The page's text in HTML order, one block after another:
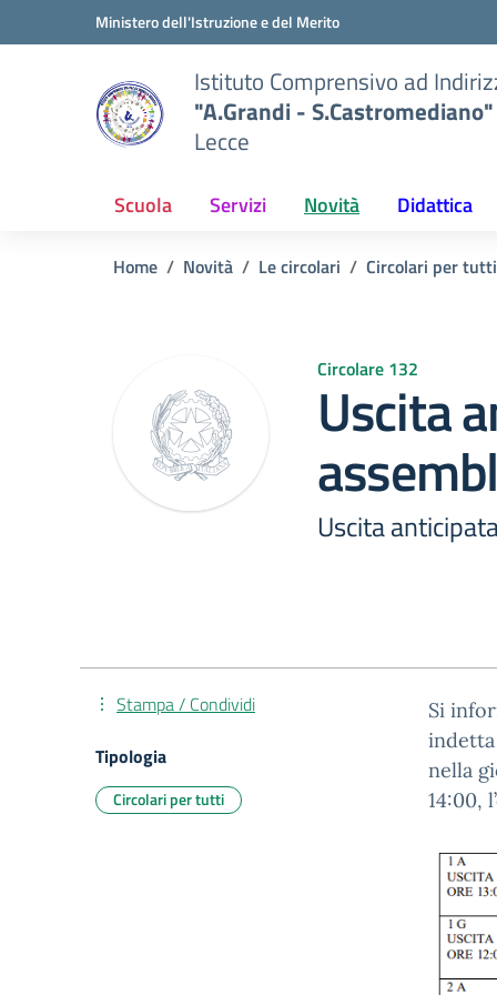
Vai ai contenuti
Vai al menu di navigazioneMinistero dell'Istruzione e del Merito
Istituto Comprensivo ad
"A.Grandi - S.Castromediano"
Lecce
Scuola Servizi Novità Didattica
Home Novità Le circolari Circolari per tutti
Circolare 132
Uscita
Uscita
Si
indetta
nella
14:00,
Stampa / Condividi
Tipologia
Circolari per tutti